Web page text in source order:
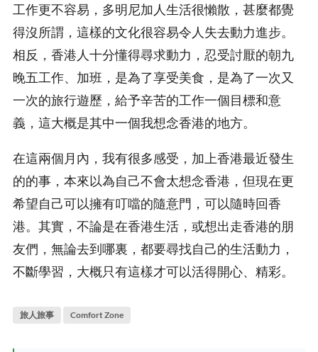
工作更不容易，多明尼加人生活很懶散，甚麼都覺
得沒所謂，這樣的文化很容易令人失去動力進步。
相反，香港人十分懂得尋求動力，忍受討厭的朝九
晚五工作、加班，是為了享受美食，是為了一次又
一次的旅行遊歷，給予辛苦的工作一個目標和意
義，這大概是其中一個我想念香港的地方。
在這兩個月內，我有很多感受，加上香港最近發生
的的事，本來以為自己不會太想念香港，但現在更
希望自己可以擁有叮噹的隨意門，可以隨時回香
港。其實，不論是在香港生活，或想出走香港的朋
友們，無論去到哪裏，都要尋找自己的生活動力，
不斷學習，大概只有這樣才可以活得開心、精彩。
旅人旅事 Comfort Zone